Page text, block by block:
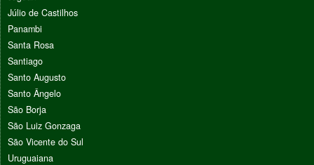
Júlio de Castilhos
Panambi
Santa Rosa
Santiago
Santo Augusto
Santo Ângelo
São Borja
São Luiz Gonzaga
São Vicente do Sul
Uruguaiana